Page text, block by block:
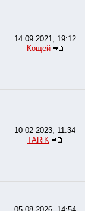
14 09 2021, 19:12
Кощей
10 02 2023, 11:34
TARiK